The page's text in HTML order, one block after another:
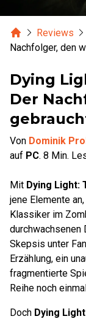
HomeReviews
Nachfolger, den
Dying
Der
Von Dominik
auf PC. 8 Min.
Mit Dying Light:
jene Elemente
Klassiker im
durchwachsenen
Skepsis unter
Erzählung, ein
fragmentierte
Reihe noch
Doch Dying